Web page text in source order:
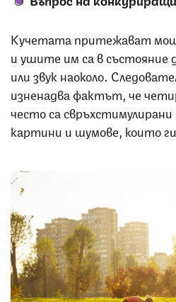
Кучетата притежават
и ушите им са в състояние
или звук наоколо.
изненадва фактът, че
често са
картини и шумове, които